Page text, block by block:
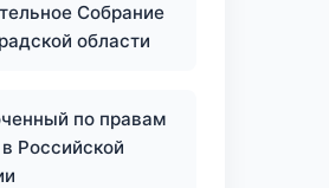
Собрание
области
по правам
Российской